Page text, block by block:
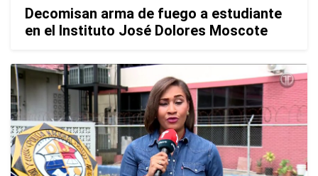
Decomisan arma de fuego a estudiante
en el Instituto José Dolores Moscote